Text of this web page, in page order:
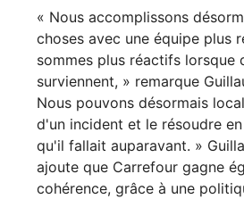
« Nous accomplissons
choses avec une équipe plus
sommes plus réactifs lorsque
surviennent, » remarque
Nous pouvons désormais
d'un incident et le résoudre
qu'il fallait auparavant. »
ajoute que Carrefour gagne
cohérence, grâce à une